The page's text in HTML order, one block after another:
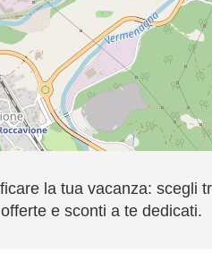
la tua vacanza: scegli
e sconti a te dedicati.